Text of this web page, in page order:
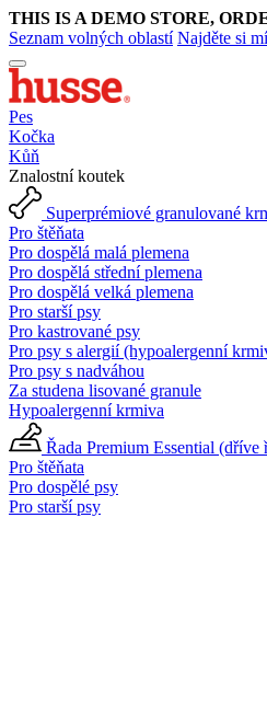
THIS IS A DEMO STORE,
Seznam volných oblastí Najděte si
Pes
Kočka
Kůň
Znalostní koutek
Superprémiové granulované
Pro štěňata
Pro dospělá malá plemena
Pro dospělá střední plemena
Pro dospělá velká plemena
Pro starší psy
Pro kastrované psy
Pro psy s alergií (hypoalergenní
Pro psy s nadváhou
Za studena lisované granule
Hypoalergenní krmiva
Řada Premium Essential (dříve
Pro štěňata
Pro dospělé psy
Pro starší psy